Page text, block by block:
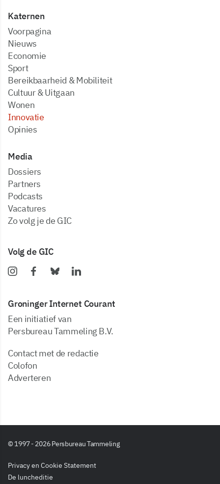
Katernen
Voorpagina
Nieuws
Economie
Sport
Bereikbaarheid & Mobiliteit
Cultuur & Uitgaan
Wonen
Innovatie
Opinies
Media
dossiers
partners
podcasts
vacatures
zo volg je de GIC
Volg de GIC
Groninger Internet Courant
Een initiatief van
Persbureau Tammeling B.V.
Contact met de redactie
Colofon
Adverteren
© 1997 - 2026 Persbureau Tammeling
Privacy en Cookie Statement
De luncheditie